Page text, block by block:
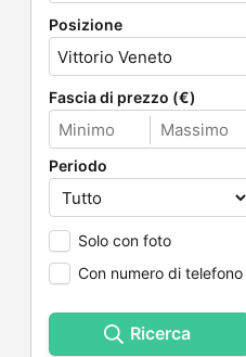
Posizione
Fascia di prezzo (€)
Periodo
Solo con foto
Con numero di telefono
Ricerca